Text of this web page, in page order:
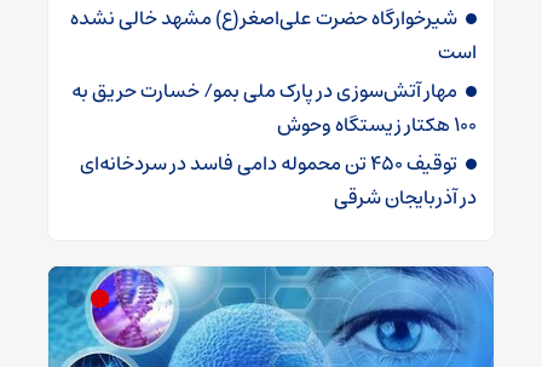
شیرخوارگاه حضرت علی‌اصغر(ع) مشهد خالی نشده
است
مهار آتش‌سوزی در پارک ملی بمو/ خسارت حریق به
100 هکتار زیستگاه وحوش
توقیف 450 تن محموله دامی فاسد در سردخانه‌ای
در آذربایجان شرقی